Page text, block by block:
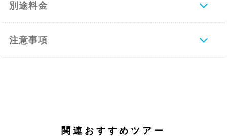
別途料金
注意事項
関連おすすめツアー